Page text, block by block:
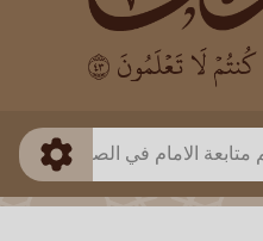
طريقة البحث
ذكي